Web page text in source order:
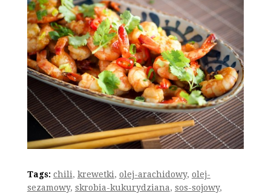
Tags: chili, krewetki, olej-arachidowy, olej-
sezamowy, skrobia-kukurydziana, sos-sojowy,